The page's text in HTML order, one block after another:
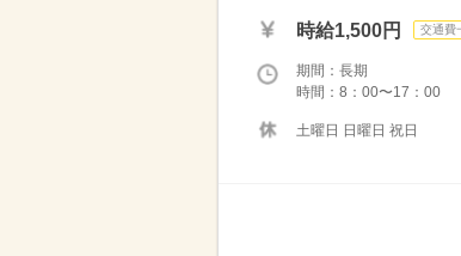
時給1,500円 交通費
期間：長期
時間：8：00〜17：00
土曜日 日曜日 祝日